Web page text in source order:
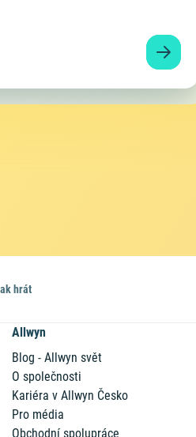
hrát
Allwyn
Blog - Allwyn svět
O společnosti
Kariéra v Allwyn Česko
Pro média
Obchodní spolupráce